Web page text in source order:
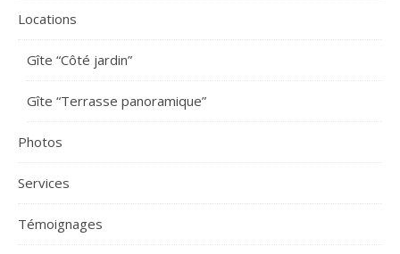
Locations
Gîte “Côté jardin”
Gîte “Terrasse panoramique”
Photos
Services
Témoignages